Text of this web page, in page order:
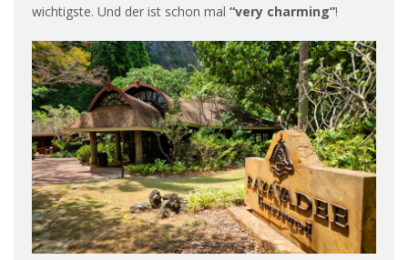
wichtigste. Und der ist schon mal “very charming”!